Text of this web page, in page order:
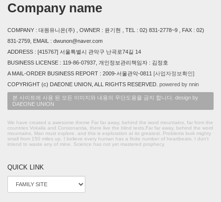
Company name
COMPANY : 대원유니온(주) , OWNER : 윤기현 , TEL : 02) 831-2778~9 , FAX : 02)
831-2759, EMAIL : dwunon@naver.com
ADDRESS : [415767] 서울특별시 관악구 난곡로74길 14
BUSINESS LICENSE : 119-86-07937, 개인정보관리책임자 : 김정호
A MAIL-ORDER BUSINESS REPORT : 2009-서울관악-0811 [사업자정보확인]
COPYRIGHT (c) DAEONE UNION, ALL RIGHTS RESERVED. powered by nnin
본 사이트에 사용 된 모든 이미지와 내용의 무단도용을 금지 합니다. design by
DAEONE UNION
We have created a awesome theme Far far away, behind the word mountains, far from the
countries Vokalia and Consonantia, there live the blind texts.Far far away, behind the word
mountains, Man must explore, and this is exploration at its greatest. Problems look mighty
small from 150 miles up. I believe every human has a finite number of heartbeats. I don't
intend to waste any of mine. Science has not yet mastered prophecy.
QUICK LINK